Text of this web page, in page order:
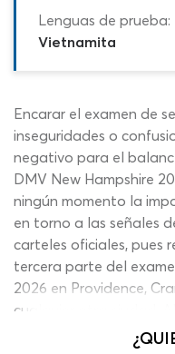
Lenguas de prueba:
Vietnamita
Encarar el examen de
inseguridades o
negativo para el
DMV New Hampshire
ningún momento la
en torno a las señales
carteles oficiales, pues
tercera parte del
2026 en Providence,
cualquier otra ciudad.
dinámica y